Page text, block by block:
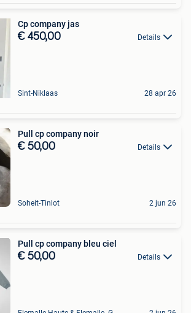
Cp company jas
€ 450,00 Details
Sint-Niklaas 28 apr 26
Pull cp company noir
€ 50,00 Details
Soheit-Tinlot 2 jun 26
Pull cp company bleu ciel
€ 50,00 Details